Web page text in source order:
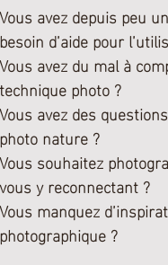
Vous avez depuis peu
besoin d’aide pour
Vous avez du mal à
technique photo ?
Vous avez des
photo nature ?
Vous souhaitez
vous y reconnectant ?
Vous manquez
photographique ?